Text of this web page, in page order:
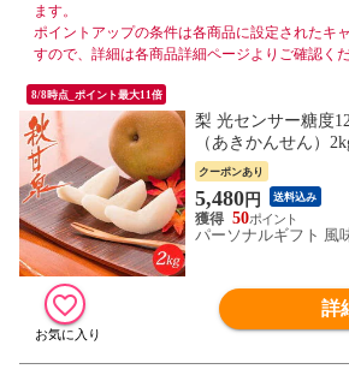
ます。
ポイントアップの条件は各商品に設定されたキ
すので、詳細は各商品詳細ページよりご確認くだ
8/8時点_ポイント最大11倍
梨 光センサー糖度
（あきかんせん）
県産 なし 赤秀 送料
除く）
クーポンあり
5,480円 送料込み
50
パーソナルギフト 風
詳